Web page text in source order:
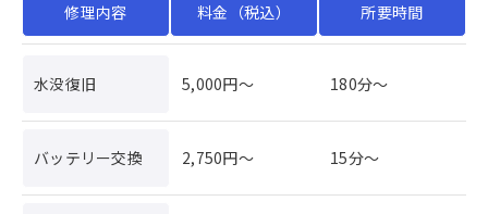
修理内容
料金（税込） 所要時間
水没復旧 5,000円〜 180分〜
バッテリー交換 2,750円〜 15分〜